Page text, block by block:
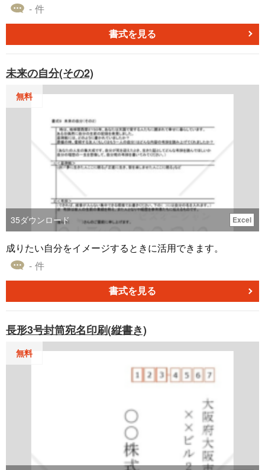
パックの宛名を毎月書いていました これからは、重宝して
使わせていただきます。 ６９歳長男より
退会済み
とても使いやすく愛用しています。 お届け先の郵便番号が
出るとさらにうれしいです
ＩＴ・広告・マスコミ
2020.05.12
まだ使ってないですがドンピシャで求めていたもので助か
2020.04.08
ありがとうございました。
[業種]電気・ガス・水道女性／40代
2020.01.28
非常に使いやすいです
2019.12.23
宛名書きが一気に短縮され、字が汚い私には最高！ はがき
テンプレもチャレンジしたい
- 件
書式を見る
未来の自分(その2)
無料
35ダウンロード Excel
成りたい自分をイメージするときに活用できます。
- 件
書式を見る
長形3号封筒宛名印刷(縦書き)
無料